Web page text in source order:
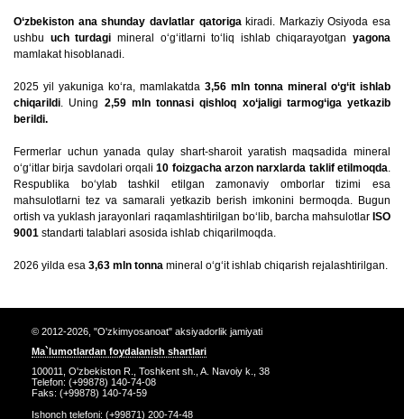
O‘zbekiston ana shunday davlatlar qatorigakiradi. Markaziy Osiyoda esa
ushbu uch turdagi mineral o‘g‘itlarni to‘liq ishlab chiqarayotgan yagona
mamlakat hisoblanadi.
2025 yil yakuniga ko‘ra, mamlakatda 3,56 mln tonna mineral o‘g‘it ishlab
chiqarildi. Uning 2,59 mln tonnasi qishloq xo‘jaligi tarmog‘iga yetkazib
berildi.
Fermerlar uchun yanada qulay shart-sharoit yaratish maqsadida mineral
o‘g‘itlar birja savdolari orqali10 foizgacha arzon narxlarda taklif etilmoqda.
Respublika bo‘ylab tashkil etilgan zamonaviy omborlar tizimi esa
mahsulotlarni tez va samarali yetkazib berish imkonini bermoqda. Bugun
ortish va yuklash jarayonlari raqamlashtirilgan bo‘lib, barcha mahsulotlar ISO
9001 standarti talablari asosida ishlab chiqarilmoqda.
2026 yilda esa 3,63 mln tonna mineral o‘g‘it ishlab chiqarish rejalashtirilgan.
© 2012-2026, "O'zkimyosanoat" aksiyadorlik jamiyati
Ma`lumotlardan foydalanish shartlari
100011, O'zbekiston R., Toshkent sh., A. Navoiy k., 38
Telefon: (+99878) 140-74-08
Faks: (+99878) 140-74-59
Ishonch telefoni: (+99871) 200-74-48